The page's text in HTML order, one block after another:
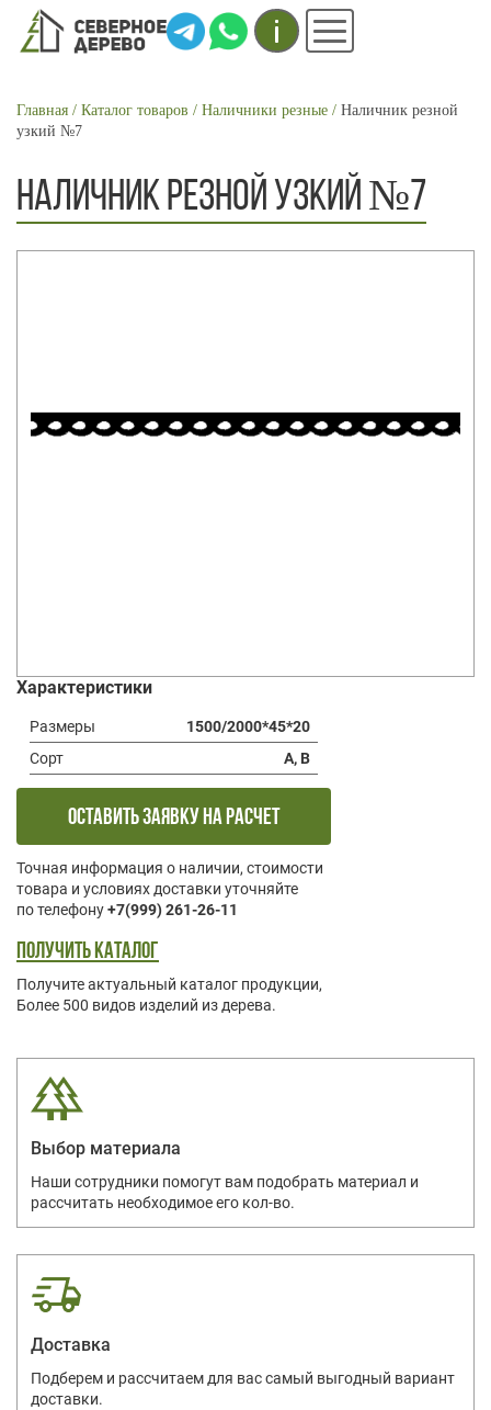
Инфо Меню
СТРОКА
НАВИГАЦИИ
Главная Каталог товаров Наличники резные
Наличник резной
узкий №7
НАЛИЧНИК РЕЗНОЙ УЗКИЙ №7
Характеристики
Размеры
1500/2000*45*20
Сорт
А, В
оставить заявку на расчет
Точная информация о наличии, стоимости
товара и условиях доставки уточняйте
по телефону+7(999) 261-26-11
Получить каталог
Получите актуальный каталог продукции,
Более 500 видов изделий из дерева.
Выбор материала
Наши сотрудники помогут вам подобрать материал и
рассчитать необходимое его кол-во.
Доставка
Подберем и рассчитаем для вас самый выгодный вариант
доставки.